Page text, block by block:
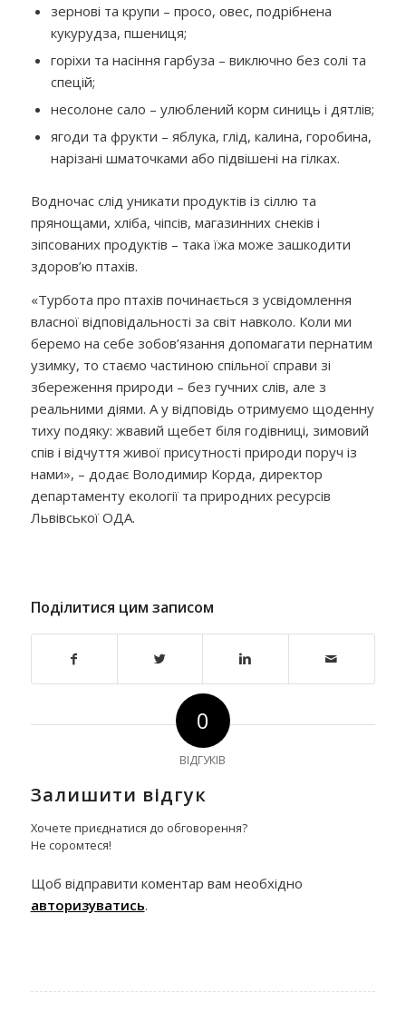
зернові та крупи – просо, овес, подрібнена
кукурудза, пшениця;
горіхи та насіння гарбуза – виключно без солі та
спецій;
несолоне сало – улюблений корм синиць і дятлів;
ягоди та фрукти – яблука, глід, калина, горобина,
нарізані шматочками або підвішені на гілках.
Водночас слід уникати продуктів із сіллю та
прянощами, хліба, чіпсів, магазинних снеків і
зіпсованих продуктів – така їжа може зашкодити
здоров’ю птахів.
«Турбота про птахів починається з усвідомлення
власної відповідальності за світ навколо. Коли ми
беремо на себе зобов’язання допомагати пернатим
узимку, то стаємо частиною спільної справи зі
збереження природи – без гучних слів, але з
реальними діями. А у відповідь отримуємо щоденну
тиху подяку: жвавий щебет біля годівниці, зимовий
спів і відчуття живої присутності природи поруч із
нами», – додає Володимир Корда, директор
департаменту екології та природних ресурсів
Львівської ОДА.
Поділитися цим записом
0
ВІДГУКІВ
Залишити відгук
Хочете приєднатися до обговорення?
Не соромтеся!
Щоб відправити коментар вам необхідно
авторизуватись.